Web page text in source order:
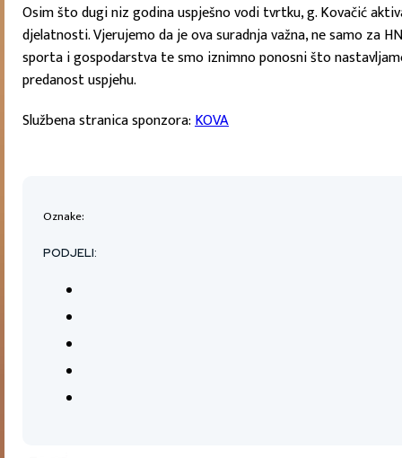
Osim što dugi niz godina uspješno vodi tvrtku, g. Kovačić
djelatnosti. Vjerujemo da je ova suradnja važna, ne samo za
sporta i gospodarstva te smo iznimno ponosni što
predanost uspjehu.
Službena stranica sponzora:KOVA
Oznake:
PODJELI: